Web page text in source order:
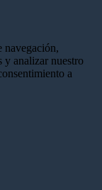
navegación,
y analizar nuestro
a